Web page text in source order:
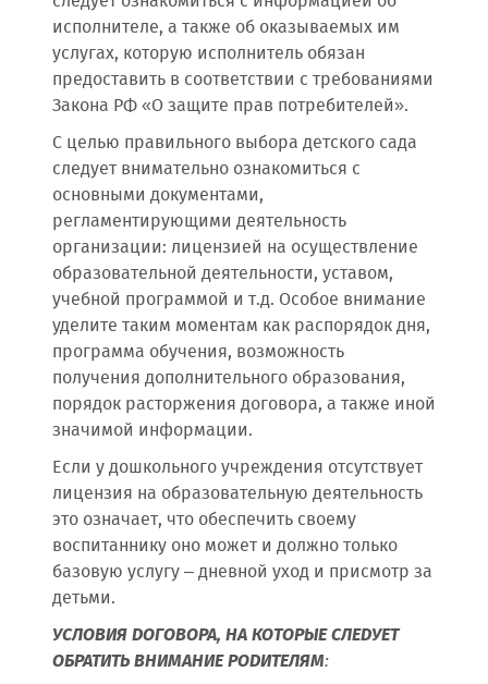
исполнителе, а также об оказываемых им
услугах, которую исполнитель обязан
предоставить в соответствии с требованиями
Закона РФ «О защите прав потребителей».
С целью правильного выбора детского сада
следует внимательно ознакомиться с
основными документами,
регламентирующими деятельность
организации: лицензией на осуществление
образовательной деятельности, уставом,
учебной программой и т.д. Особое внимание
уделите таким моментам как распорядок дня,
программа обучения, возможность
получения дополнительного образования,
порядок расторжения договора, а также иной
значимой информации.
Если у дошкольного учреждения отсутствует
лицензия на образовательную деятельность
это означает, что обеспечить своему
воспитаннику оно может и должно только
базовую услугу – дневной уход и присмотр за
детьми.
УСЛОВИЯ ДОГОВОРА, НА КОТОРЫЕ СЛЕДУЕТ
ОБРАТИТЬ ВНИМАНИЕ РОДИТЕЛЯМ: